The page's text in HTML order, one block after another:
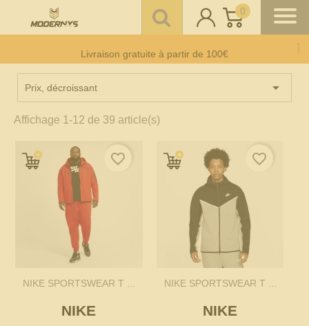
0
Livraison gratuite à partir de 100€
Offre un 🎁 Moderny’s : Coup de 💘 assuré
Prix, décroissant 
Affichage 1-12 de 39 article(s)
NIKE SPORTSWEAR T ...
NIKE
favorite_border
NIKE SPORTSWEAR T ...
NIKE
favorite_border